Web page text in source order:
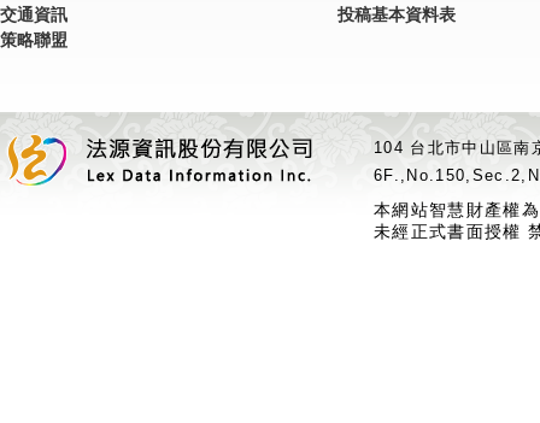
交通資訊
策略聯盟
投稿基本資料表
104 台北市中山區
本網站智慧財產權
未經正式書面授權